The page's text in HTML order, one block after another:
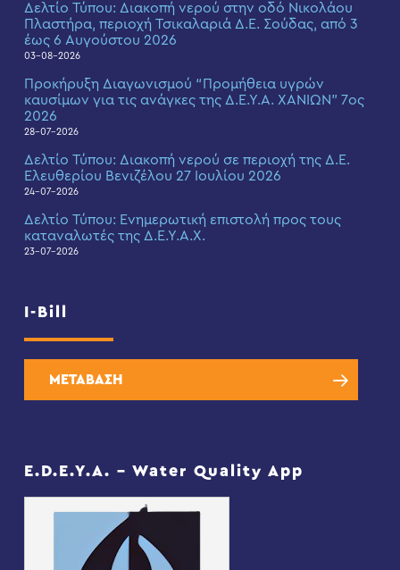
Δελτίο Τύπου: Διακοπή νερού στην οδό Νικολάου
Πλαστήρα, περιοχή Τσικαλαριά Δ.Ε. Σούδας, από 3
έως 6 Αυγούστου 2026
03-08-2026
Προκήρυξη Διαγωνισμού “Προμήθεια υγρών
καυσίμων για τις ανάγκες της Δ.Ε.Υ.Α. ΧΑΝΙΩΝ” 7ος
2026
28-07-2026
Δελτίο Τύπου: Διακοπή νερού σε περιοχή της Δ.Ε.
Ελευθερίου Βενιζέλου 27 Ιουλίου 2026
24-07-2026
Δελτίο Τύπου: Eνημερωτική επιστολή προς τους
καταναλωτές της Δ.Ε.Υ.Α.Χ.
23-07-2026
I-Bill
ΜΕΤΑΒΑΣΗ
E.D.E.Y.A. – Water Quality App